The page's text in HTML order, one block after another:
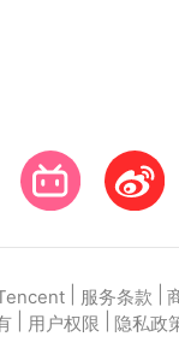
服务条款
用户权限 隐私政